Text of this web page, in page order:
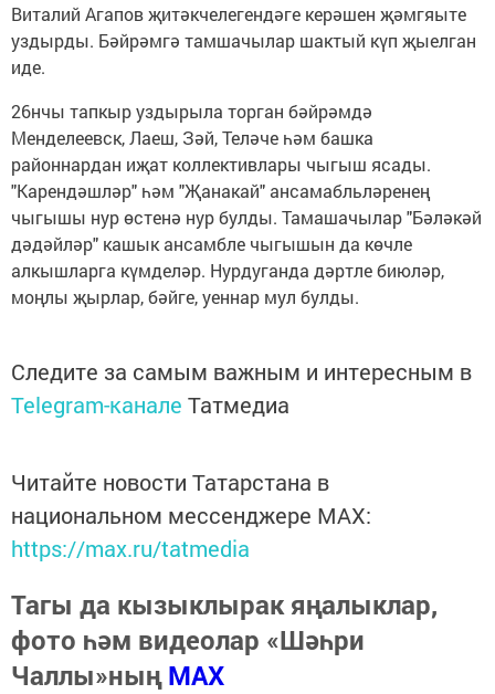
Виталий Агапов җитәкчелегендәге керәшен җәмгяыте
уздырды. Бәйрәмгә тамшачылар шактый күп җыелган
иде.
26нчы тапкыр уздырыла торган бәйрәмдә
Менделеевск, Лаеш, Зәй, Теләче һәм башка
районнардан иҗат коллективлары чыгыш ясады.
"Карендәшләр" һәм "Җанакай" ансамабльләренең
чыгышы нур өстенә нур булды. Тамашачылар "Бәләкәй
дәдәйләр" кашык ансамбле чыгышын да көчле
алкышларга күмделәр. Нурдуганда дәртле биюләр,
моңлы җырлар, бәйге, уеннар мул булды.
Следите за самым важным и интересным в
Telegram-канале Татмедиа
Читайте новости Татарстана в
национальном мессенджере MАХ:
https://max.ru/tatmedia
Тагы да кызыклырак яңалыклар,
фото һәм видеолар «Шәһри
Чаллы»ныңMAX